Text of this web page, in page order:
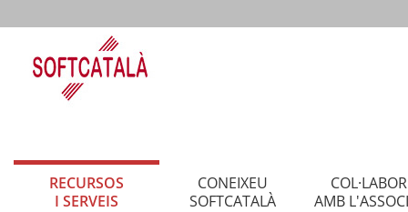
RECURSOS
I SERVEIS
CONEIXEU
SOFTCATALÀ
AMB